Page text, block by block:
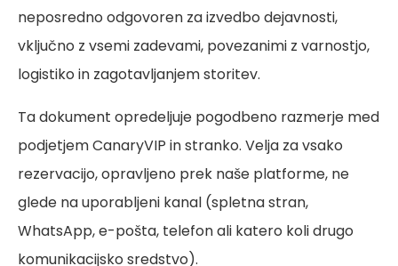
neposredno odgovoren za izvedbo dejavnosti,
vključno z vsemi zadevami, povezanimi z varnostjo,
logistiko in zagotavljanjem storitev.
Ta dokument opredeljuje pogodbeno razmerje med
podjetjem CanaryVIP in stranko. Velja za vsako
rezervacijo, opravljeno prek naše platforme, ne
glede na uporabljeni kanal (spletna stran,
WhatsApp, e-pošta, telefon ali katero koli drugo
komunikacijsko sredstvo).